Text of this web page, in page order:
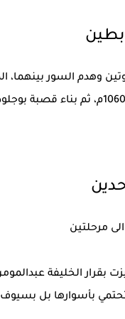
وهدم السور
مرحلتين
تحتمي بأسوارها بل بسيوف